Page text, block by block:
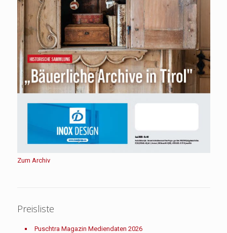
Zum Archiv
Preisliste
Puschtra Magazin Mediendaten 2026